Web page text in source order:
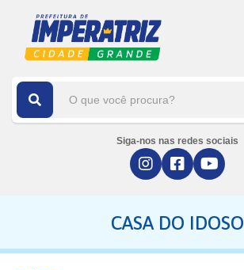
Siga-nos nas redes sociais
CASA DO IDOSO